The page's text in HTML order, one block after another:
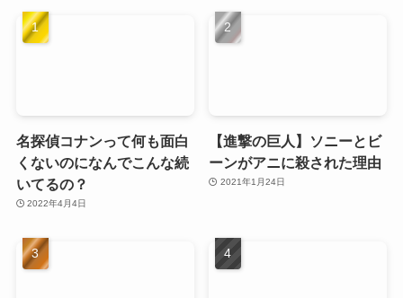
名探偵コナンって何も面白
くないのになんでこんな続
いてるの？
2022年4月4日
【進撃の巨人】ソニーとビ
ーンがアニに殺された理由
2021年1月24日